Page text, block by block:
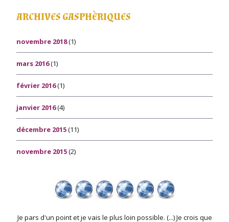
ARCHIVES GASPHÈRIQUES
novembre 2018(1)
mars 2016(1)
février 2016(1)
janvier 2016(4)
décembre 2015(11)
novembre 2015(2)
Je pars d'un point et je vais le plus loin possible. (...) Je crois que